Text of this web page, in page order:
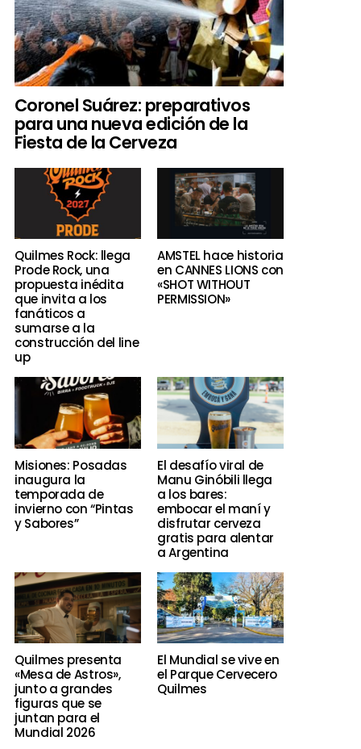
Coronel Suárez: preparativos
para una nueva edición de la
Fiesta de la Cerveza
Quilmes Rock: llega
Prode Rock, una
propuesta inédita
que invita a los
fanáticos a
sumarse a la
construcción del line
up
AMSTEL hace historia
en CANNES LIONS con
«SHOT WITHOUT
PERMISSION»
Misiones: Posadas
inaugura la
temporada de
invierno con “Pintas
y Sabores”
El desafío viral de
Manu Ginóbili llega
a los bares:
embocar el maní y
disfrutar cerveza
gratis para alentar
a Argentina
Quilmes presenta
«Mesa de Astros»,
junto a grandes
figuras que se
juntan para el
Mundial 2026
El Mundial se vive en
el Parque Cervecero
Quilmes